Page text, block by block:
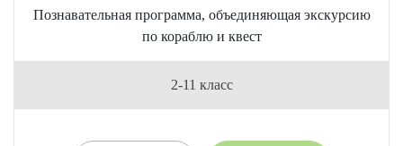
Познавательная программа, объединяющая экскурсию
по кораблю и квест
2-11 класс